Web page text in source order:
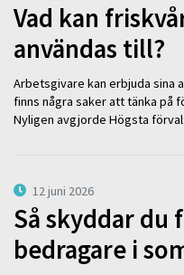
Vad kan
användas till?
Arbetsgivare kan erbjuda sina
finns några saker att tänka på
Nyligen avgjorde Högsta
12 juni 2026
Så skyddar
bedragare i